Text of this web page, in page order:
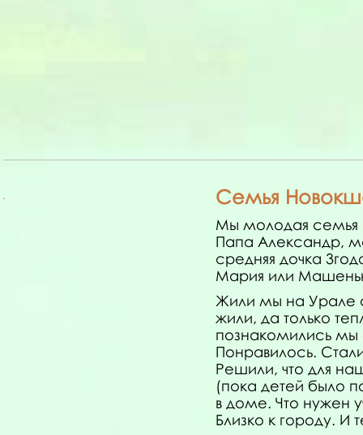
Семья
Мы молодая семья
Папа Александр,
средняя дочка
Мария или
Жили мы на Урале
жили, да только
познакомились мы
Понравилось.
Решили, что для
(пока детей было
в доме. Что нужен
Близко к городу. И